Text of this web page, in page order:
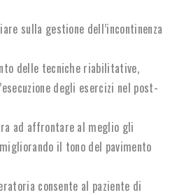
sulla gestione dell’incontinenza
delle tecniche riabilitative,
degli esercizi nel post-
ad affrontare al meglio gli
il tono del pavimento
consente al paziente di